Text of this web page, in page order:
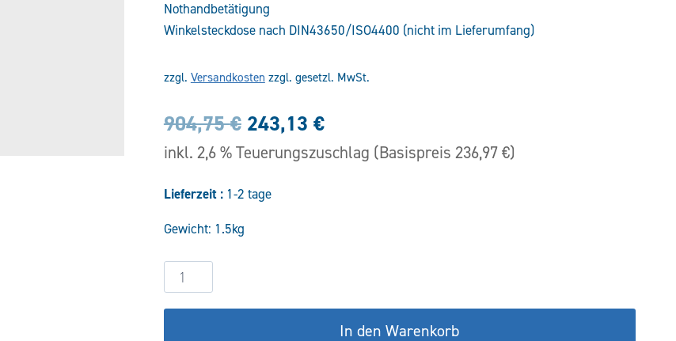
Nothandbetätigung
Winkelsteckdose nach DIN43650/ISO4400 (nicht im Lieferumfang)
zzgl. Versandkosten zzgl. gesetzl. MwSt.
904,75€ Ursprünglicher
Preis
war:
243,13 €Aktueller
Preis
inkl. 2,6 % Teuerungszuschlag (Basispreis 236,97 €)
Lieferzeit : 1-2 tage
Gewicht: 1.5kg
Wegeventil
4WE6D6X/EG230N9K4
R900909559
In den Warenkorb